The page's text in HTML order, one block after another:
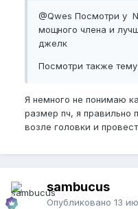
@Qwes Посмотри у
мощного члена и
джелк
Посмотри также тему
Я немного не понимаю
размер пч, я правильно
возле головки и
sambucus
Опубликовано 13